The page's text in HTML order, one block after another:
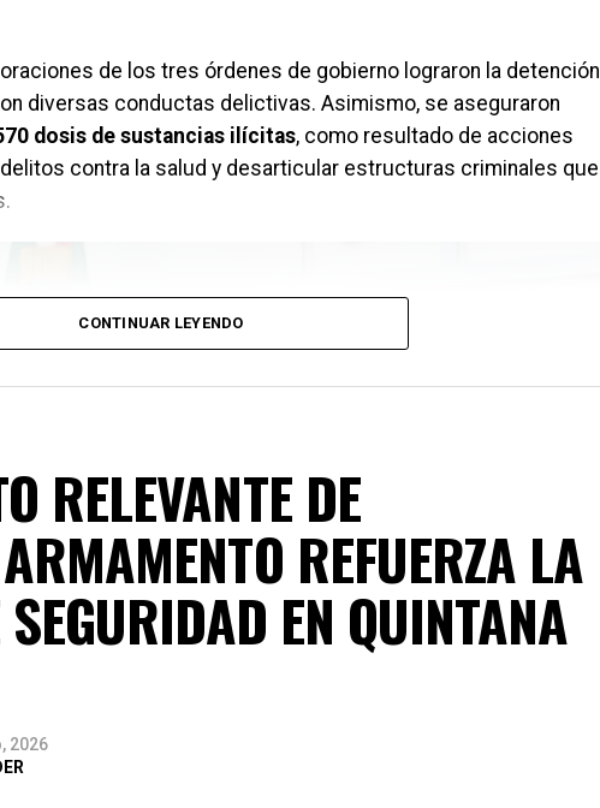
de los tres órdenes de gobierno lograron la detención
diversas conductas delictivas. Asimismo, se aseguraron
dosis de sustancias ilícitas, como resultado de acciones
contra la salud y desarticular estructuras criminales que
CONTINUAR LEYENDO
RELEVANTE DE
REFUERZA LA
EN QUINTANA
2026